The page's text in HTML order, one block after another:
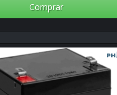
Comprar